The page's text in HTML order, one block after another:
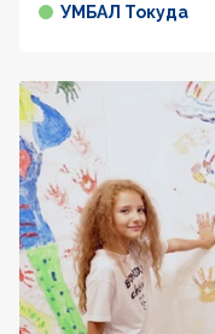
УМБАЛ Токуда